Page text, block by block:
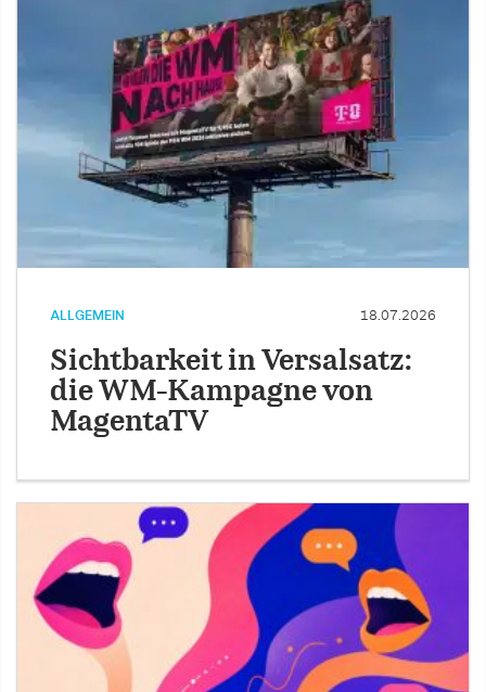
ALLGEMEIN 18.07.2026
Sichtbarkeit in Versalsatz:
die WM-Kampagne von
MagentaTV